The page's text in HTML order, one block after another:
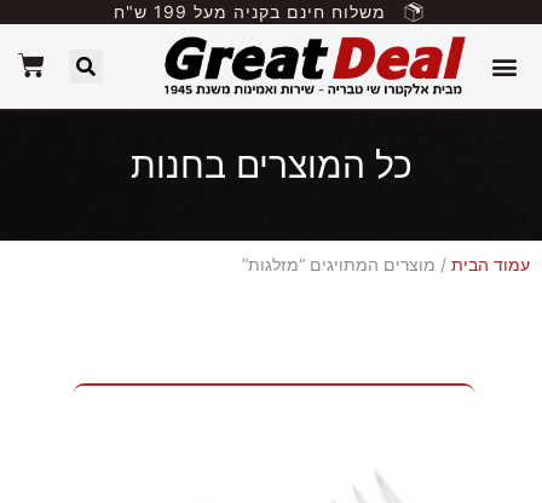
משלוח חינם בקניה מעל 199 ש"ח
כל המוצרים בחנות
עמוד הבית / מוצרים המתויגים “מזלגות”